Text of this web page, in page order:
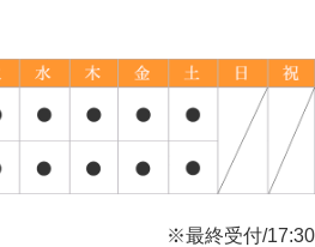
※最終受付/17:30